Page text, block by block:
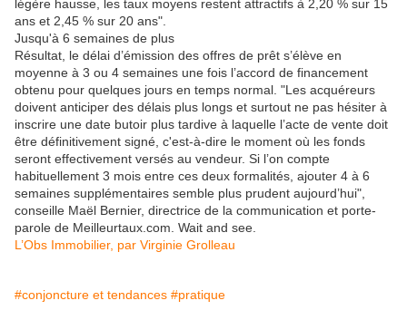
légère hausse, les taux moyens restent attractifs à 2,20 % sur 15
ans et 2,45 % sur 20 ans".
Jusqu'à 6 semaines de plus
Résultat, le délai d’émission des offres de prêt s’élève en
moyenne à 3 ou 4 semaines une fois l’accord de financement
obtenu pour quelques jours en temps normal. "Les acquéreurs
doivent anticiper des délais plus longs et surtout ne pas hésiter à
inscrire une date butoir plus tardive à laquelle l’acte de vente doit
être définitivement signé, c'est-à-dire le moment où les fonds
seront effectivement versés au vendeur. Si l’on compte
habituellement 3 mois entre ces deux formalités, ajouter 4 à 6
semaines supplémentaires semble plus prudent aujourd’hui",
conseille Maël Bernier, directrice de la communication et porte-
parole de Meilleurtaux.com. Wait and see.
L’Obs Immobilier, par Virginie Grolleau
#conjoncture et tendances #pratique